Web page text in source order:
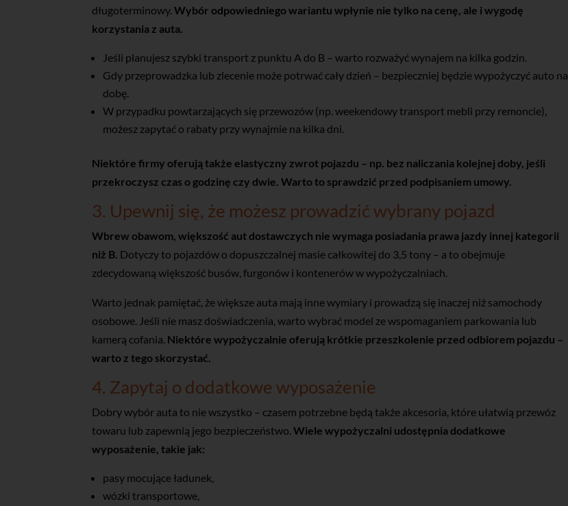
długoterminowy.Wybór odpowiedniego wariantu wpłynie nie tylko na cenę, ale i wygodę
korzystania z auta.
Jeśli planujesz szybki transport z punktu A do B – warto rozważyć wynajem na kilka godzin.
Gdy przeprowadzka lub zlecenie może potrwać cały dzień – bezpieczniej będzie wypożyczyć auto na
dobę.
W przypadku powtarzających się przewozów (np. weekendowy transport mebli przy remoncie),
możesz zapytać o rabaty przy wynajmie na kilka dni.
Niektóre firmy oferują także elastyczny zwrot pojazdu – np. bez naliczania kolejnej doby, jeśli
przekroczysz czas o godzinę czy dwie. Warto to sprawdzić przed podpisaniem umowy.
3. Upewnij się, że możesz prowadzić wybrany pojazd
Wbrew obawom, większość aut dostawczych nie wymaga posiadania prawa jazdy innej kategorii
niż B. Dotyczy to pojazdów o dopuszczalnej masie całkowitej do 3,5 tony – a to obejmuje
zdecydowaną większość busów, furgonów i kontenerów w wypożyczalniach.
Warto jednak pamiętać, że większe auta mają inne wymiary i prowadzą się inaczej niż samochody
osobowe. Jeśli nie masz doświadczenia, warto wybrać model ze wspomaganiem parkowania lub
kamerą cofania. Niektóre wypożyczalnie oferują krótkie przeszkolenie przed odbiorem pojazdu –
warto z tego skorzystać.
4. Zapytaj o dodatkowe wyposażenie
Dobry wybór auta to nie wszystko – czasem potrzebne będą także akcesoria, które ułatwią przewóz
towaru lub zapewnią jego bezpieczeństwo.Wiele wypożyczalni udostępnia dodatkowe
wyposażenie, takie jak:
pasy mocujące ładunek,
wózki transportowe,